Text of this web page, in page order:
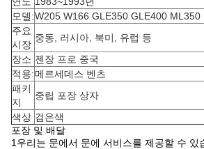
모델:W205 W166 GLE350 GLE400 ML350
주요
시장
중동, 러시아, 북미, 유럽 등
장소 젠장 프로 중국
적용:메르세데스 벤츠
패키
지
중립 포장 상자
색상 검은색
포장 및 배달
1우리는 문에서 문에 서비스를 제공할 수 있